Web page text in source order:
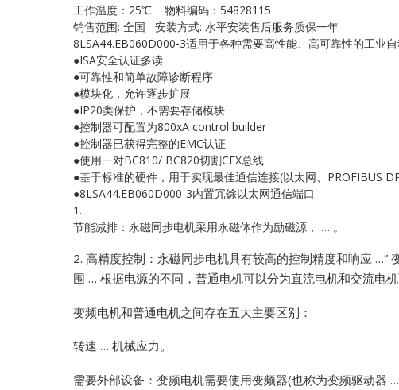
工作温度：25℃ 物料编码：54828115
销售范围: 全国 安装方式: 水平安装售后服务质保一年
8LSA44.EB060D000-3适用于各种需要高性能、高可靠性的工业
●ISA安全认证多读
●可靠性和简单故障诊断程序
●模块化，允许逐步扩展
●IP20类保护，不需要存储模块
●控制器可配置为800xA control builder
●控制器已获得完整的EMC认证
●使用一对BC810/ BC820切割CEX总线
●基于标准的硬件，用于实现最佳通信连接(以太网、PROFIBUS
●8LSA44.EB060D000-3内置冗馀以太网通信端口
1.
节能减排：永磁同步电机采用永磁体作为励磁源， … 。
2. 高精度控制：永磁同步电机具有较高的控制精度和响应 …”
围 … 根据电源的不同，普通电机可以分为直流电机和交流电
变频电机和普通电机之间存在五大主要区别：
转速 … 机械应力。
需要外部设备：变频电机需要使用变频器(也称为变频驱动器